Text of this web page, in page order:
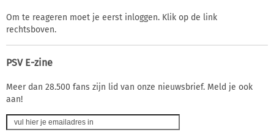
Om te reageren moet je eerst inloggen. Klik op de link
rechtsboven.
PSV E-zine
Meer dan 28.500 fans zijn lid van onze nieuwsbrief. Meld je ook
aan!